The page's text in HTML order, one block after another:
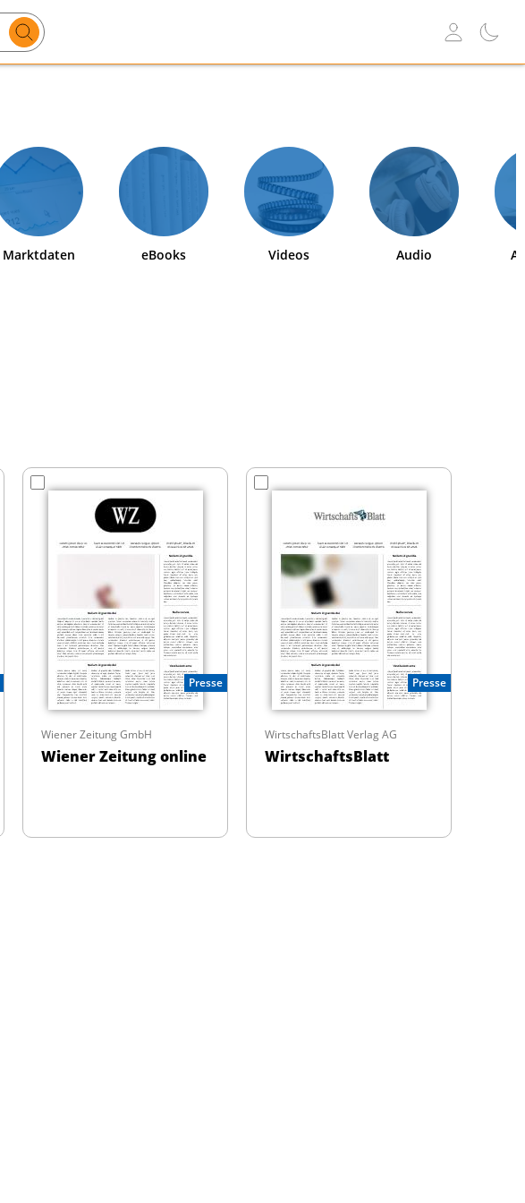
Suchen
Marktdaten eBooks Videos Audio
Presse
Wiener Zeitung GmbH
Wiener Zeitung online
Presse
WirtschaftsBlatt Verlag AG
WirtschaftsBlatt